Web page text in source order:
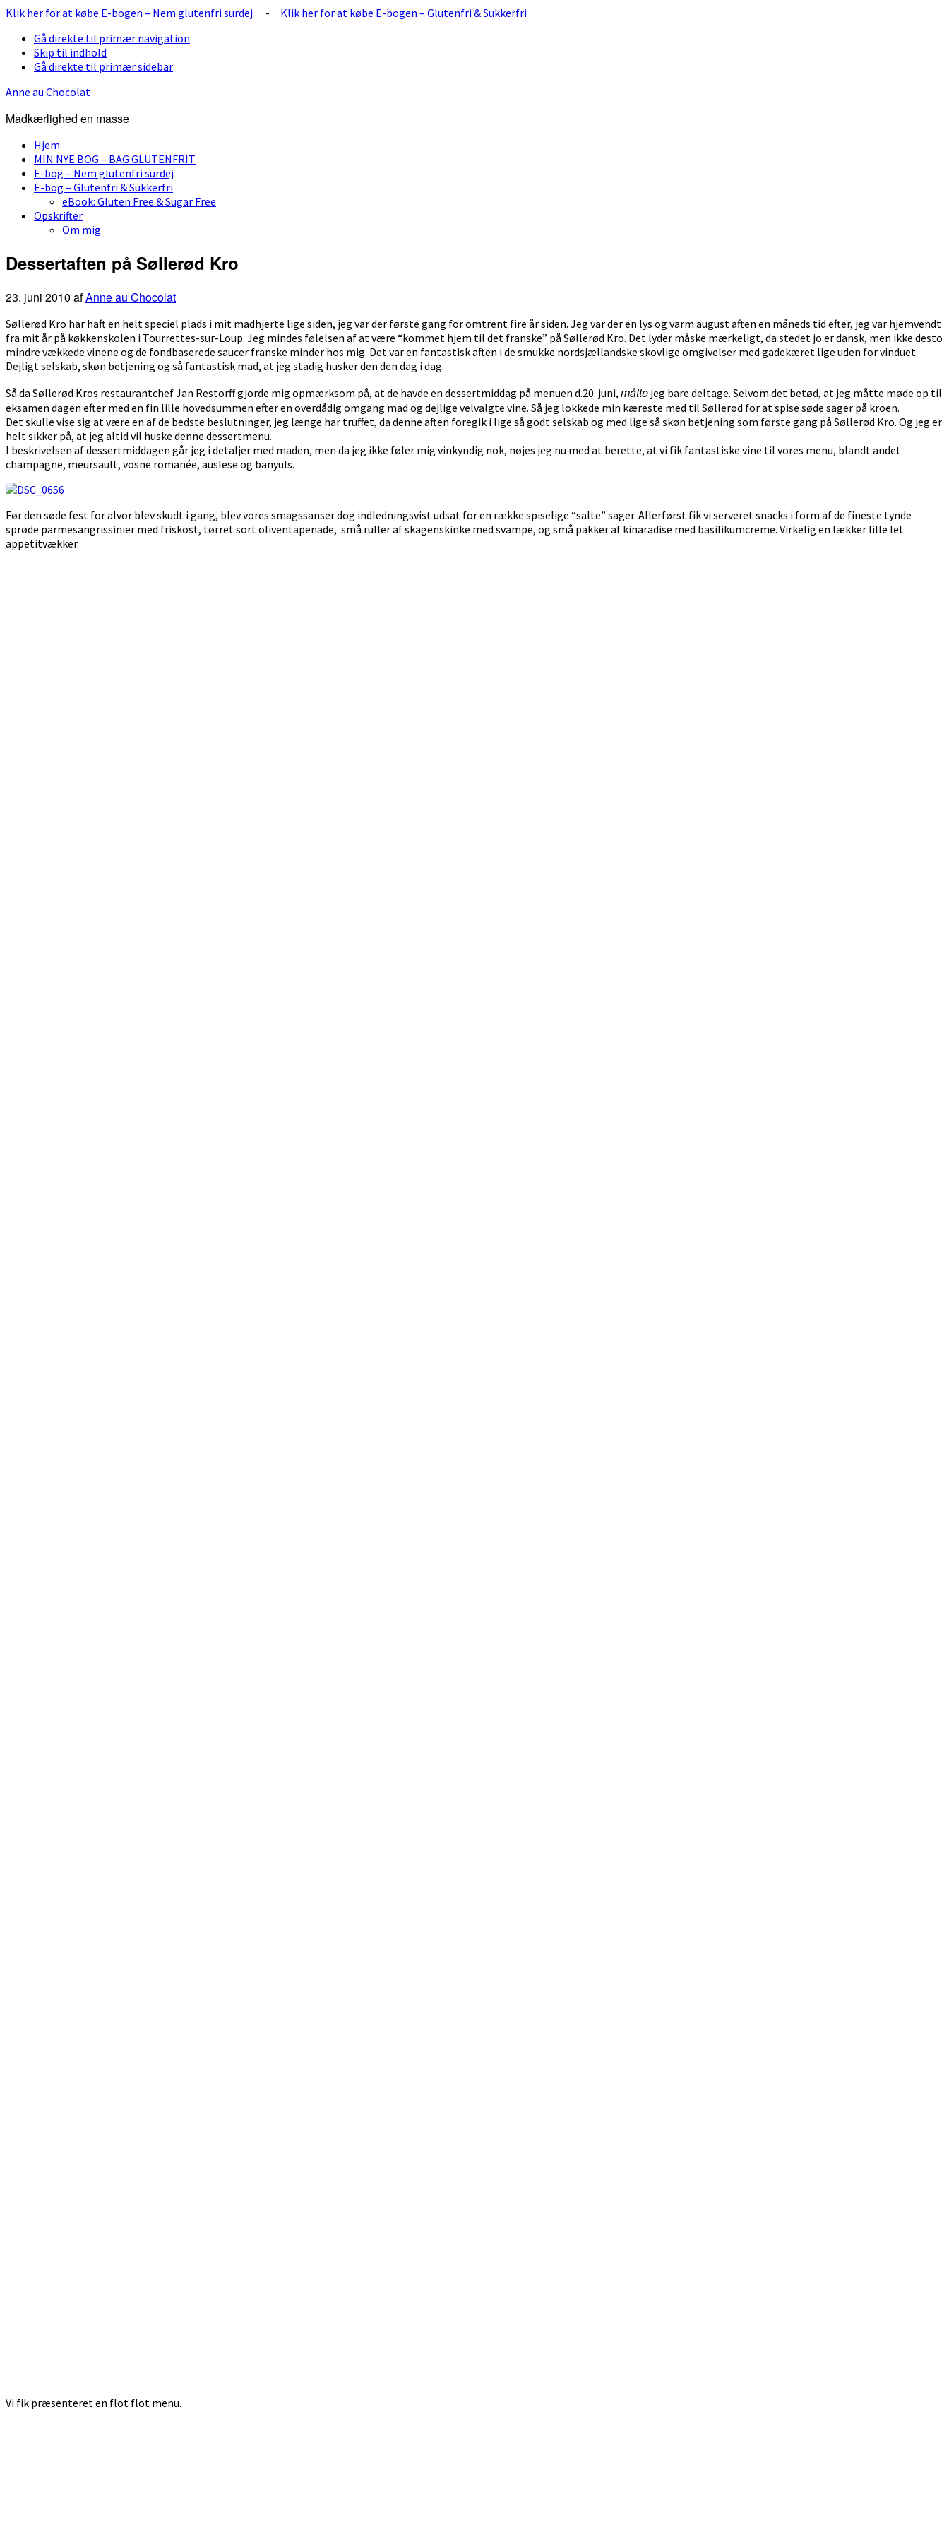
Klik her for at købe E-bogen – Nem glutenfri surdej - Klik her for at købe E-bogen – Glutenfri & Sukkerfri
Gå direkte til primær navigation
Skip til indhold
Gå direkte til primær sidebar
Anne au Chocolat
Madkærlighed en masse
Hjem
MIN NYE BOG – BAG GLUTENFRIT
E-bog – Nem glutenfri surdej
E-bog – Glutenfri & Sukkerfri
eBook: Gluten Free & Sugar Free
Opskrifter
Om mig
Dessertaften på Søllerød Kro
23. juni 2010 afAnne au Chocolat
Søllerød Kro har haft en helt speciel plads i mit madhjerte lige siden, jeg var der første gang for omtrent fire år siden. Jeg var der en lys og varm august aften en måneds tid efter, jeg var hjemvendt
fra mit år på køkkenskolen i Tourrettes-sur-Loup. Jeg mindes følelsen af at være “kommet hjem til det franske” på Søllerød Kro. Det lyder måske mærkeligt, da stedet jo er dansk, men ikke desto
mindre vækkede vinene og de fondbaserede saucer franske minder hos mig. Det var en fantastisk aften i de smukke nordsjællandske skovlige omgivelser med gadekæret lige uden for vinduet.
Dejligt selskab, skøn betjening og så fantastisk mad, at jeg stadig husker den den dag i dag.
Så da Søllerød Kros restaurantchef Jan Restorff gjorde mig opmærksom på, at de havde en dessertmiddag på menuen d.20. juni, måtte jeg bare deltage. Selvom det betød, at jeg måtte møde op til
eksamen dagen efter med en fin lille hovedsummen efter en overdådig omgang mad og dejlige velvalgte vine. Så jeg lokkede min kæreste med til Søllerød for at spise søde sager på kroen.
Det skulle vise sig at være en af de bedste beslutninger, jeg længe har truffet, da denne aften foregik i lige så godt selskab og med lige så skøn betjening som første gang på Søllerød Kro. Og jeg er
helt sikker på, at jeg altid vil huske denne dessertmenu.
I beskrivelsen af dessertmiddagen går jeg i detaljer med maden, men da jeg ikke føler mig vinkyndig nok, nøjes jeg nu med at berette, at vi fik fantastiske vine til vores menu, blandt andet
champagne, meursault, vosne romanée, auslese og banyuls.
Før den søde fest for alvor blev skudt i gang, blev vores smagssanser dog indledningsvist udsat for en række spiselige “salte” sager. Allerførst fik vi serveret snacks i form af de fineste tynde
sprøde parmesangrissinier med friskost, tørret sort oliventapenade, små ruller af skagenskinke med svampe, og små pakker af kinaradise med basilikumcreme. Virkelig en lækker lille let
appetitvækker.
Vi fik præsenteret en flot flot menu.